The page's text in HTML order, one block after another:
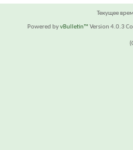
Текущее
Powered byvBulletin™ Version 4.0.3